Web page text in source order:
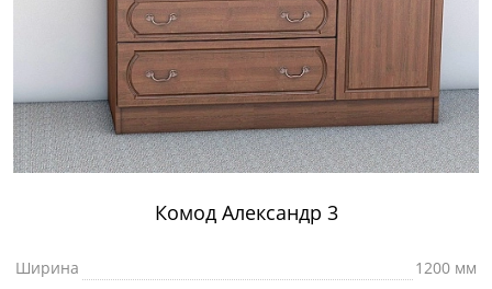
Комод Александр 3
Ширина
1200 мм